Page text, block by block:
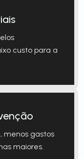
custo para a
menos gastos
maiores.